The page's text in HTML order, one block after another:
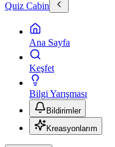
Quiz Cabin
Ana Sayfa
Keşfet
Bilgi Yarışması
Bildirimler
Kreasyonlarım